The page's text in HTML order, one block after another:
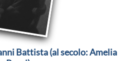
Battista (al secolo: Amelia